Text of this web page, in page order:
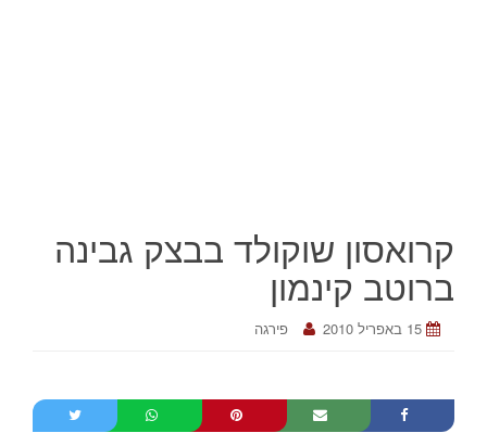
קרואסון שוקולד בבצק גבינה
ברוטב קינמון
15 באפריל 2010 פירגה